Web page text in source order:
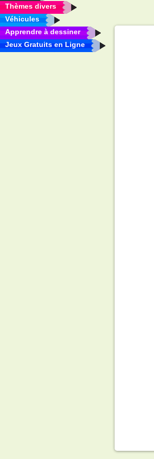
Thèmes divers
Véhicules
Apprendre à dessiner
Jeux Gratuits en Ligne